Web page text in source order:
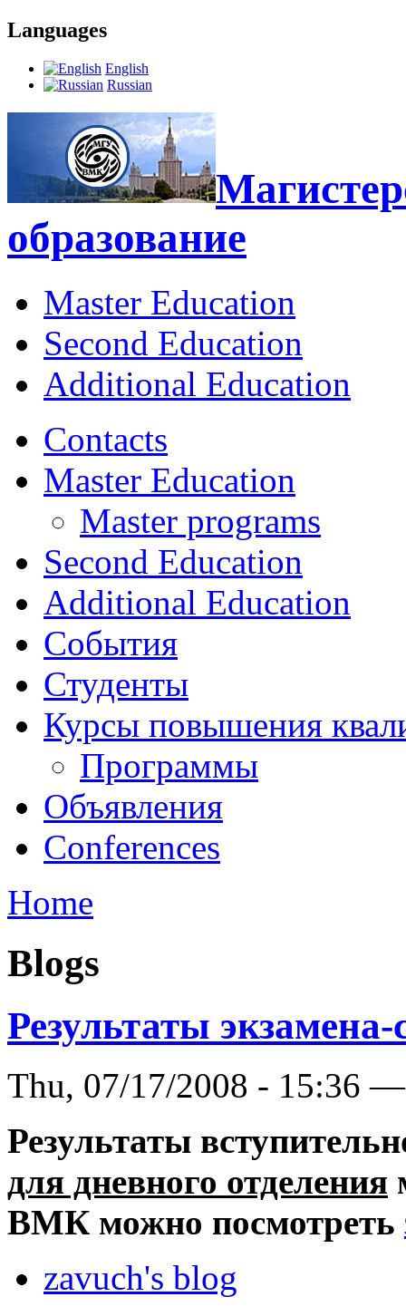
Languages
English
Russian
образование
Master Education
Second Education
Additional Education
Contacts
Master Education
Master programs
Second Education
Additional Education
События
Студенты
Курсы повышения
Программы
Объявления
Conferences
Home
Blogs
Результаты экзамена-
Thu, 07/17/2008 - 15:36
Результаты
для дневного отделения
ВМК можно посмотреть
zavuch's blog